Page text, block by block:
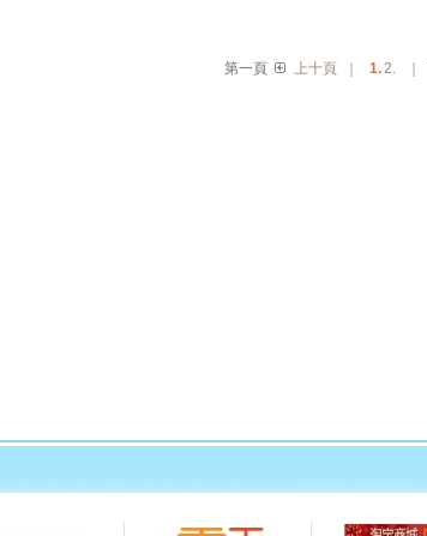
第一頁 上十頁 1.2.